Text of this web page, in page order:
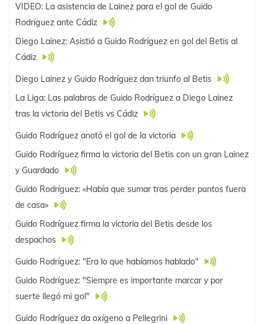
VIDEO: La asistencia de Lainez para el gol de Guido
Rodríguez ante Cádiz
Diego Lainez: Asistió a Guido Rodríguez en gol del Betis al
Cádiz
Diego Lainez y Guido Rodríguez dan triunfo al Betis
La Liga: Las palabras de Guido Rodríguez a Diego Lainez
tras la victoria del Betis vs Cádiz
Guido Rodríguez anotó el gol de la victoria
Guido Rodríguez firma la victoria del Betis con un gran Lainez
y Guardado
Guido Rodríguez: «Había que sumar tras perder puntos fuera
de casa»
Guido Rodríguez firma la victoria del Betis desde los
despachos
Guido Rodríguez: "Era lo que habíamos hablado"
Guido Rodríguez: "Siempre es importante marcar y por
suerte llegó mi gol"
Guido Rodríguez da oxígeno a Pellegrini